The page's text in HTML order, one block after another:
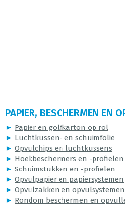
PAPIER, BESCHERMEN EN
► Papier en golfkarton op rol
► Luchtkussen- en schuimfolie
► Opvulchips en luchtkussens
► Hoekbeschermers en -profielen
► Schuimstukken en -profielen
► Opvulpapier en papiersystemen
► Opvulzakken en opvulsystemen
► Rondom beschermen en